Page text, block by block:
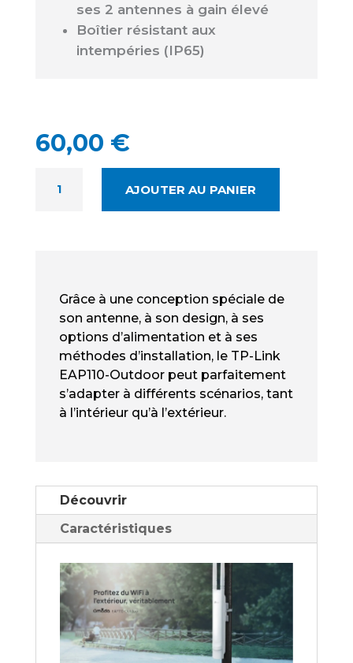
ses 2 antennes à gain élevé
Boîtier résistant aux
intempéries (IP65)
60,00 €
POINT
D'ACCÈS
WIFI
MBPS
AJOUTER AU PANIER
Grâce à une conception spéciale de
son antenne, à son design, à ses
options d’alimentation et à ses
méthodes d’installation, le TP-Link
EAP110-Outdoor peut parfaitement
s’adapter à différents scénarios, tant
à l’intérieur qu’à l’extérieur.
Découvrir
Caractéristiques